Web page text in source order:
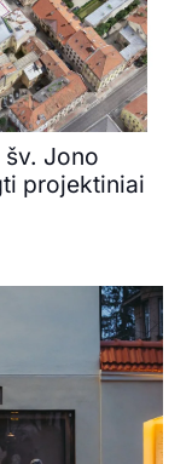
Jono
projektiniai